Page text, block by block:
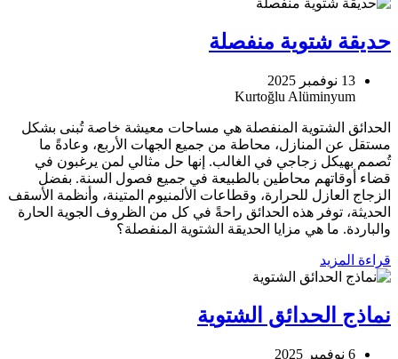
حديقة شتوية منفصلة
13 نوفمبر 2025
الحدائق الشتوية المنفصلة هي مساحات معيشة خاصة تُبنى بشكل
مستقل عن المنازل، محاطة من جميع الجهات الأربع، وعادةً ما
تُصمم بهيكل زجاجي في الغالب. إنها حل مثالي لمن يرغبون في
قضاء أوقاتهم محاطين بالطبيعة في جميع فصول السنة. بفضل
الزجاج العازل للحرارة، وقطاعات الألمنيوم المتينة، وأنظمة الأسقف
الحديثة، توفر هذه الحدائق راحةً في كل من الظروف الجوية الحارة
والباردة. ما هي مزايا الحديقة الشتوية المنفصلة؟
قراءة المزيد
نماذج الحدائق الشتوية
6 نوفمبر 2025